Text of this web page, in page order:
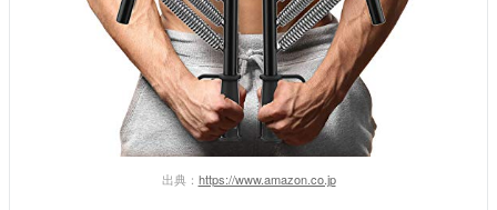
出典： https://www.amazon.co.jp